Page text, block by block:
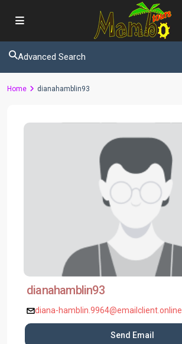
Advanced Search
Home dianahamblin93
dianahamblin93
diana-hamblin.9964@emailclient.online
Send Email